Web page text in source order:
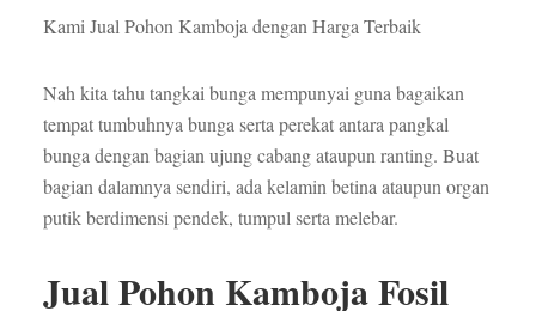
Kami Jual Pohon Kamboja dengan Harga Terbaik
Nah kita tahu tangkai bunga mempunyai guna bagaikan
tempat tumbuhnya bunga serta perekat antara pangkal
bunga dengan bagian ujung cabang ataupun ranting. Buat
bagian dalamnya sendiri, ada kelamin betina ataupun organ
putik berdimensi pendek, tumpul serta melebar.
Jual Pohon Kamboja Fosil